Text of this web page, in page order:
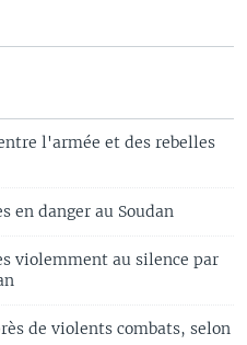
l'armée et des rebelles
en danger au Soudan
violemment au silence par
de violents combats, selon